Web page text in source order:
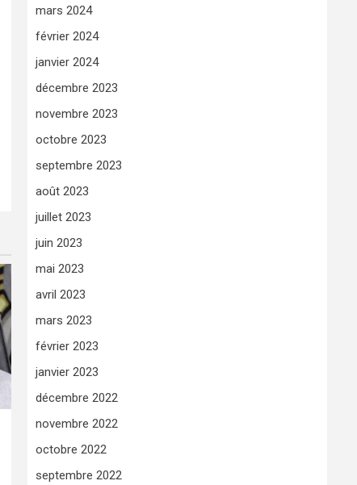
mars 2024
février 2024
janvier 2024
décembre 2023
novembre 2023
octobre 2023
septembre 2023
août 2023
juillet 2023
juin 2023
mai 2023
avril 2023
mars 2023
février 2023
janvier 2023
décembre 2022
novembre 2022
octobre 2022
septembre 2022